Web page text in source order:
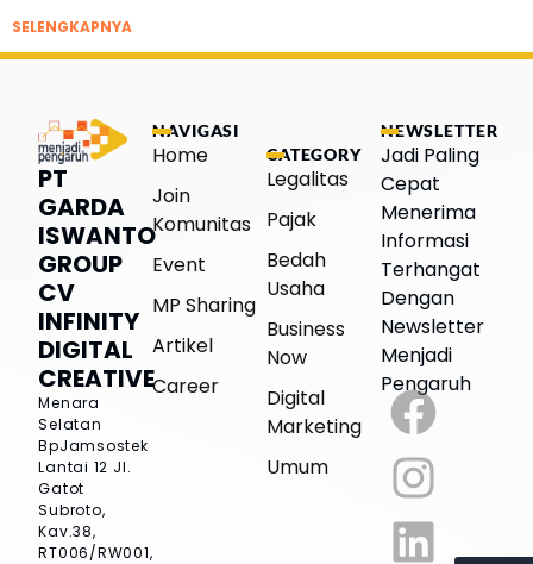
SELENGKAPNYA
PT
GARDA
ISWANTO
GROUP
CV
INFINITY
DIGITAL
CREATIVE
Menara
Selatan
BpJamsostek
Lantai 12 Jl.
Gatot
Subroto,
Kav.38,
RT006/RW001,
NAVIGASI
Home
Join
Komunitas
Event
MP Sharing
Artikel
Career
CATEGORY
Legalitas
Pajak
Bedah
Usaha
Business
Now
Digital
Marketing
Umum
NEWSLETTER
Jadi Paling
Cepat
Menerima
Informasi
Terhangat
Dengan
Newsletter
Menjadi
Pengaruh